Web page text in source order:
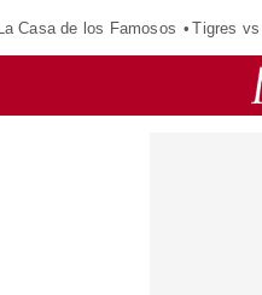
Casa de los Famosos Tigres